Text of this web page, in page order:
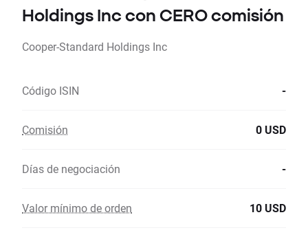
Holdings Inc con CERO comisión
Cooper-Standard Holdings Inc
Código ISIN -
Comisión 0 USD
Días de negociación -
Valor mínimo de orden 10 USD